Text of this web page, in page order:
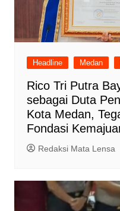
Headline Medan
Rico Tri Putra
sebagai Duta
Kota Medan,
Fondasi
Redaksi Mata Lensa